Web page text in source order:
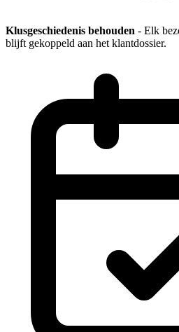
Klusgeschiedenis behouden - Elk
blijft gekoppeld aan het klantdossier.